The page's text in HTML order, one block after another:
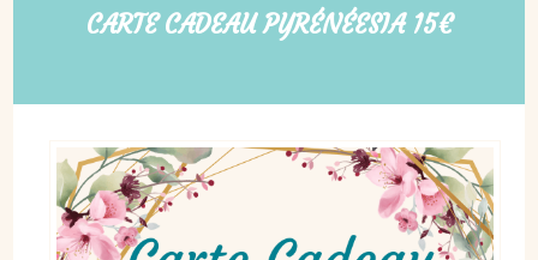
CARTE CADEAU PYRÉNÉESIA 15€